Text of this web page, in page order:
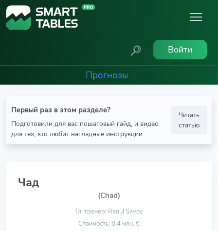
Войти
Прогнозы
Первый раз в этом разделе?
Подготовили для вас пошаговый гайд, и видео
для тех, кто любит наглядные инструкции
Читать
статью
Чад
(Chad)
Гл. тренер: Raoul Savoy
Стоимость: 8.4 млн. €